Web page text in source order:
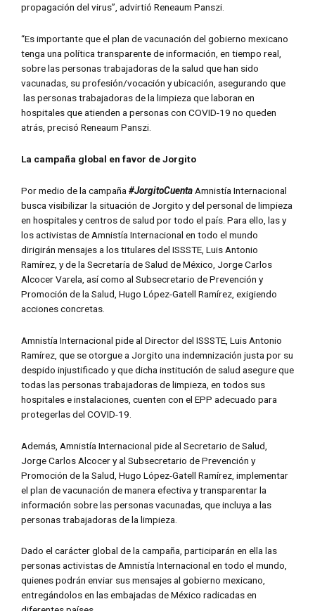
propagación del virus”, advirtió Reneaum Panszi.
“Es importante que el plan de vacunación del gobierno mexicano
tenga una política transparente de información, en tiempo real,
sobre las personas trabajadoras de la salud que han sido
vacunadas, su profesión/vocación y ubicación, asegurando que
las personas trabajadoras de la limpieza que laboran en
hospitales que atienden a personas con COVID-19 no queden
atrás, precisó Reneaum Panszi.
La campaña global en favor de Jorgito
Por medio de la campaña #JorgitoCuenta Amnistía Internacional
busca visibilizar la situación de Jorgito y del personal de limpieza
en hospitales y centros de salud por todo el país. Para ello, las y
los activistas de Amnistía Internacional en todo el mundo
dirigirán mensajes a los titulares del ISSSTE, Luis Antonio
Ramírez, y de la Secretaría de Salud de México, Jorge Carlos
Alcocer Varela, así como al Subsecretario de Prevención y
Promoción de la Salud, Hugo López-Gatell Ramírez, exigiendo
acciones concretas.
Amnistía Internacional pide al Director del ISSSTE, Luis Antonio
Ramírez, que se otorgue a Jorgito una indemnización justa por su
despido injustificado y que dicha institución de salud asegure que
todas las personas trabajadoras de limpieza, en todos sus
hospitales e instalaciones, cuenten con el EPP adecuado para
protegerlas del COVID-19.
Además, Amnistía Internacional pide al Secretario de Salud,
Jorge Carlos Alcocer y al Subsecretario de Prevención y
Promoción de la Salud, Hugo López-Gatell Ramírez, implementar
el plan de vacunación de manera efectiva y transparentar la
información sobre las personas vacunadas, que incluya a las
personas trabajadoras de la limpieza.
Dado el carácter global de la campaña, participarán en ella las
personas activistas de Amnistía Internacional en todo el mundo,
quienes podrán enviar sus mensajes al gobierno mexicano,
entregándolos en las embajadas de México radicadas en